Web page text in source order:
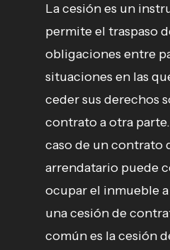
La cesión es un
permite el traspaso
obligaciones entre
situaciones en las
ceder sus derechos
contrato a otra
caso de un contrato
arrendatario puede
ocupar el inmueble
una cesión de
común es la cesión